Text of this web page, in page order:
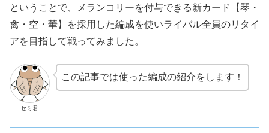
ということで、メランコリーを付与できる新カード【琴・
禽・空・華】を採用した編成を使いライバル全員のリタイ
アを目指して戦ってみました。
セミ君
この記事では使った編成の紹介をします！